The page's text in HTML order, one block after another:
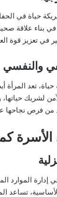
حياة في
بناء علاقة صحية
في تعزيز قوة
والنفسي
حياة، تعد
لشريك
من فرص نجاحها
إدارة الموارد
تساعد